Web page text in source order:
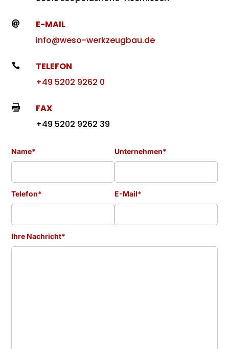

E-MAIL
info@weso-werkzeugbau.de

TELEFON
+49 5202 9262 0

FAX
+49 5202 9262 39
Name* Unternehmen*
Telefon* E-Mail*
Ihre Nachricht*